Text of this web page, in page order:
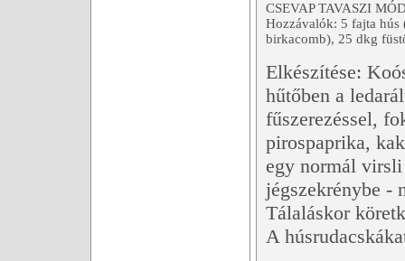
CSEVAP TAVASZI
Hozzávalók: 5 fajta hús
birkacomb), 25 dkg
Elkészítése:
hűtőben a
fűszerezéssel,
pirospaprika,
egy normál virsli
jégszekrénybe -
Tálaláskor
A